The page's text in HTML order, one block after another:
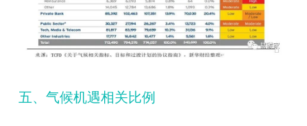
五、气候机遇相关比例